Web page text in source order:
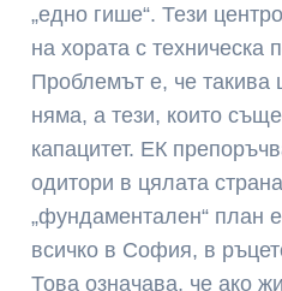
„едно гише“. Тези
на хората с техническа
Проблемът е, че такива
няма, а тези, които
капацитет. ЕК
одитори в цялата
„фундаментален“ план
всичко в София, в
Това означава, че ако